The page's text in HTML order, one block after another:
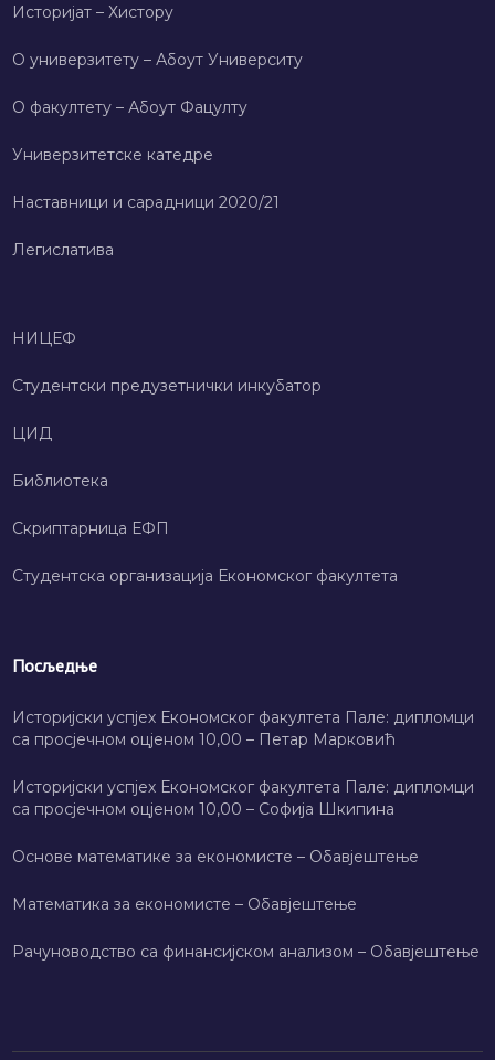
Историјат – Хисторy
О универзитету – Абоут Университy
О факултету – Абоут Фацултy
Универзитетске катедре
Наставници и сарадници 2020/21
Легислатива
НИЦЕФ
Студентски предузетнички инкубатор
ЦИД
Библиотека
Скриптарница ЕФП
Студентска организација Економског факултета
Посљедње
Историјски успјех Економског факултета Пале: дипломци
са просјечном оцјеном 10,00 – Петар Марковић
Историјски успјех Економског факултета Пале: дипломци
са просјечном оцјеном 10,00 – Софија Шкипина
Основе математике за економисте – Обавјештење
Математика за економисте – Обавјештење
Рачуноводство са финансијском анализом – Обавјештење